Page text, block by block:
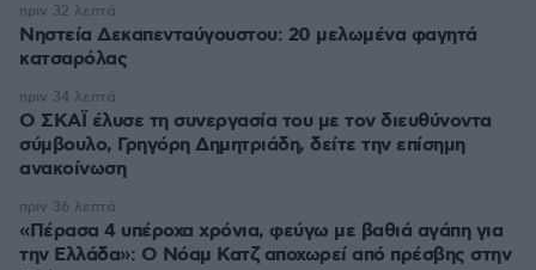
Νηστεία Δεκαπενταύγουστου: 20 μελωμένα φαγητά
κατσαρόλας
πριν 32 λεπτά
Ο ΣΚΑΪ έλυσε τη συνεργασία του με τον διευθύνοντα
σύμβουλο, Γρηγόρη Δημητριάδη, δείτε την επίσημη
ανακοίνωση
πριν 34 λεπτά
«Πέρασα 4 υπέροχα χρόνια, φεύγω με βαθιά αγάπη για
την Ελλάδα»: Ο Νόαμ Κατζ αποχωρεί από πρέσβης στην
πριν 36 λεπτά